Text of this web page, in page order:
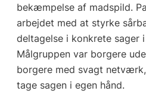
bekæmpelse af madspild.
arbejdet med at styrke
deltagelse i konkrete sager
Målgruppen var borgere
borgere med svagt
tage sagen i egen hånd.